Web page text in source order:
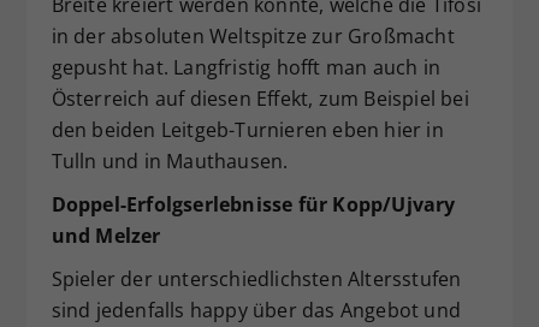
in der absoluten Weltspitze zur Großmacht
gepusht hat. Langfristig hofft man auch in
Österreich auf diesen Effekt, zum Beispiel bei
den beiden Leitgeb-Turnieren eben hier in
Tulln und in Mauthausen.
Doppel-Erfolgserlebnisse für Kopp/Ujvary
und Melzer
Spieler der unterschiedlichsten Altersstufen
sind jedenfalls happy über das Angebot und